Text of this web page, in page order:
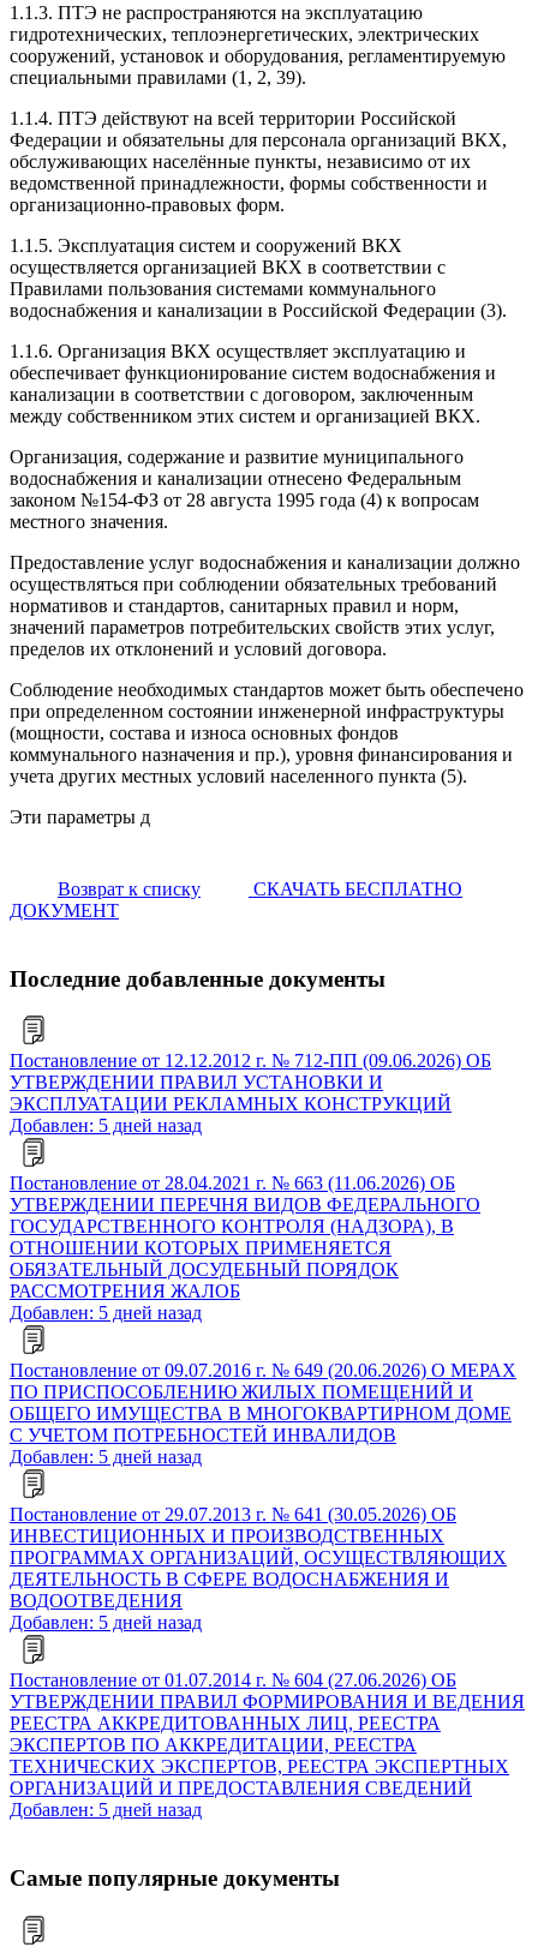
1.1.3. ПТЭ не распространяются на эксплуатацию
гидротехнических, теплоэнергетических, электрических
сооружений, установок и оборудования, регламентируемую
специальными правилами (1, 2, 39).
1.1.4. ПТЭ действуют на всей территории Российской
Федерации и обязательны для персонала организаций ВКХ,
обслуживающих населённые пункты, независимо от их
ведомственной принадлежности, формы собственности и
организационно-правовых форм.
1.1.5. Эксплуатация систем и сооружений ВКХ
осуществляется организацией ВКХ в соответствии с
Правилами пользования системами коммунального
водоснабжения и канализации в Российской Федерации (3).
1.1.6. Организация ВКХ осуществляет эксплуатацию и
обеспечивает функционирование систем водоснабжения и
канализации в соответствии с договором, заключенным
между собственником этих систем и организацией ВКХ.
Организация, содержание и развитие муниципального
водоснабжения и канализации отнесено Федеральным
законом №154-ФЗ от 28 августа 1995 года (4) к вопросам
местного значения.
Предоставление услуг водоснабжения и канализации должно
осуществляться при соблюдении обязательных требований
нормативов и стандартов, санитарных правил и норм,
значений параметров потребительских свойств этих услуг,
пределов их отклонений и условий договора.
Соблюдение необходимых стандартов может быть обеспечено
при определенном состоянии инженерной инфраструктуры
(мощности, состава и износа основных фондов
коммунального назначения и пр.), уровня финансирования и
учета других местных условий населенного пункта (5).
Эти параметры д
Возврат к списку
СКАЧАТЬ БЕСПЛАТНО
ДОКУМЕНТ
Последние добавленные документы
Постановление от 12.12.2012 г. № 712-ПП (09.06.2026) ОБ
УТВЕРЖДЕНИИ ПРАВИЛ УСТАНОВКИ И
ЭКСПЛУАТАЦИИ РЕКЛАМНЫХ КОНСТРУКЦИЙ
Добавлен: 5 дней назад
Постановление от 28.04.2021 г. № 663 (11.06.2026) ОБ
УТВЕРЖДЕНИИ ПЕРЕЧНЯ ВИДОВ ФЕДЕРАЛЬНОГО
ГОСУДАРСТВЕННОГО КОНТРОЛЯ (НАДЗОРА), В
ОТНОШЕНИИ КОТОРЫХ ПРИМЕНЯЕТСЯ
ОБЯЗАТЕЛЬНЫЙ ДОСУДЕБНЫЙ ПОРЯДОК
РАССМОТРЕНИЯ ЖАЛОБ
Добавлен: 5 дней назад
Постановление от 09.07.2016 г. № 649 (20.06.2026) О МЕРАХ
ПО ПРИСПОСОБЛЕНИЮ ЖИЛЫХ ПОМЕЩЕНИЙ И
ОБЩЕГО ИМУЩЕСТВА В МНОГОКВАРТИРНОМ ДОМЕ
С УЧЕТОМ ПОТРЕБНОСТЕЙ ИНВАЛИДОВ
Добавлен: 5 дней назад
Постановление от 29.07.2013 г. № 641 (30.05.2026) ОБ
ИНВЕСТИЦИОННЫХ И ПРОИЗВОДСТВЕННЫХ
ПРОГРАММАХ ОРГАНИЗАЦИЙ, ОСУЩЕСТВЛЯЮЩИХ
ДЕЯТЕЛЬНОСТЬ В СФЕРЕ ВОДОСНАБЖЕНИЯ И
ВОДООТВЕДЕНИЯ
Добавлен: 5 дней назад
Постановление от 01.07.2014 г. № 604 (27.06.2026) ОБ
УТВЕРЖДЕНИИ ПРАВИЛ ФОРМИРОВАНИЯ И ВЕДЕНИЯ
РЕЕСТРА АККРЕДИТОВАННЫХ ЛИЦ, РЕЕСТРА
ЭКСПЕРТОВ ПО АККРЕДИТАЦИИ, РЕЕСТРА
ТЕХНИЧЕСКИХ ЭКСПЕРТОВ, РЕЕСТРА ЭКСПЕРТНЫХ
ОРГАНИЗАЦИЙ И ПРЕДОСТАВЛЕНИЯ СВЕДЕНИЙ
Добавлен: 5 дней назад
Самые популярные документы